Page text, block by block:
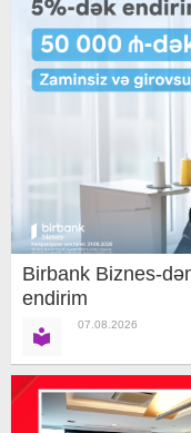
Birbank Biznes-
endirim
07.08.2026